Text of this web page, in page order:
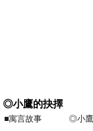
◎小鷹的抉擇
■寓言故事 ◎小鷹